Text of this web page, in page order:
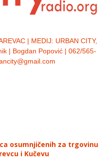
| MEDIJ: URBAN CITY,
| Bogdan Popović | 062/565-
osumnjičenih za trgovinu
i Kučevu